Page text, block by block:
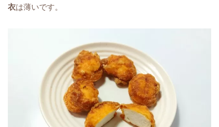
衣は薄いです。